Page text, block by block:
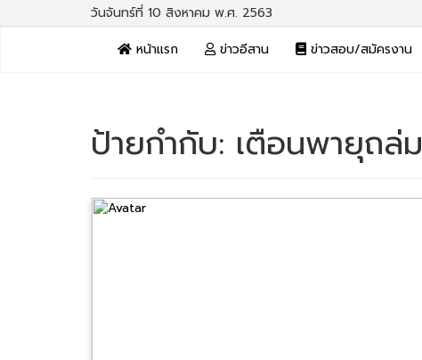
วันจันทร์ที่ 10 สิงหาคม พ.ศ. 2563
หน้าแรก
ข่าวอีสาน ข่าวสอบ/สมัครงาน
ป้ายกำกับ: เตือนพายุถล่ม